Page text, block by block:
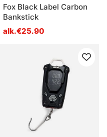
Fox Black Label Carbon
Bankstick
alk.€25.90